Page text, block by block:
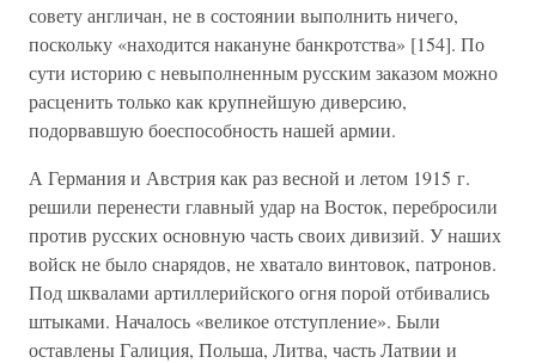
совету англичан, не в состоянии выполнить ничего,
поскольку «находится накануне банкротства» [154]. По
сути историю с невыполненным русским заказом можно
расценить только как крупнейшую диверсию,
подорвавшую боеспособность нашей армии.
А Германия и Австрия как раз весной и летом 1915 г.
решили перенести главный удар на Восток, перебросили
против русских основную часть своих дивизий. У наших
войск не было снарядов, не хватало винтовок, патронов.
Под шквалами артиллерийского огня порой отбивались
штыками. Началось «великое отступление». Были
оставлены Галиция, Польша, Литва, часть Латвии и